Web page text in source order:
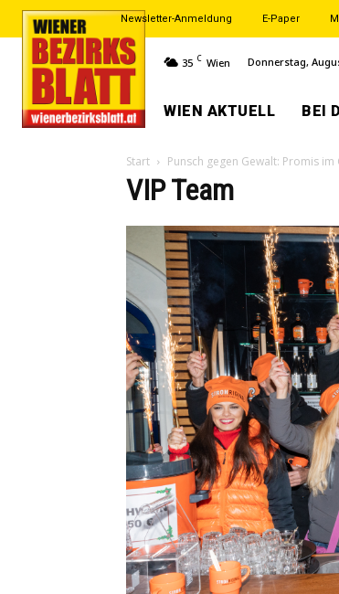
Newsletter-Anmeldung E-Paper
35 C Wien Donnerstag,
WIEN AKTUELL BEI
Start Punsch gegen Gewalt: Promis im
VIP Team